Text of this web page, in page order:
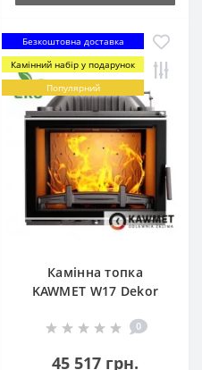
Безкоштовна доставка
Камінний набір у подарунок
Популярний
Камінна топка
KAWMET W17 Dekor
0
45 517 грн.